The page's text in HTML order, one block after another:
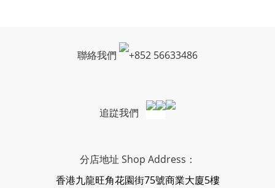
聯絡我們 +852 56633486
追踨我們
分店地址 Shop Address：
香港九龍旺角花園街75號商業大廈5樓